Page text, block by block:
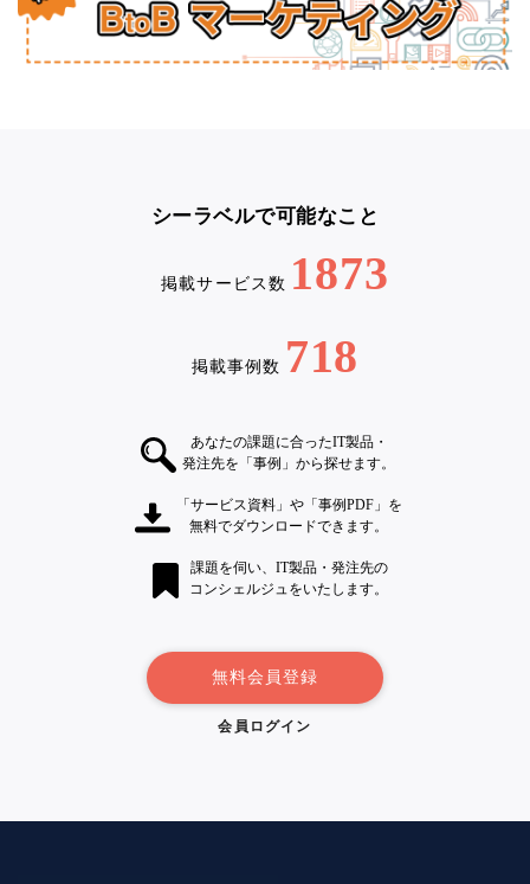
シーラベルで可能なこと
掲載サービス数 1873
掲載事例数 718
あなたの課題に合ったIT製品・
発注先を「事例」から探せます。
「サービス資料」や「事例PDF」を
無料でダウンロードできます。
課題を伺い、IT製品・発注先の
コンシェルジュをいたします。
無料会員登録
会員ログイン